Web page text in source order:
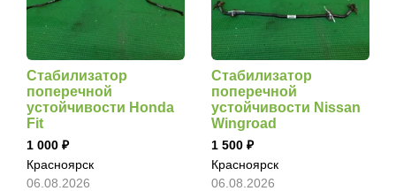
Стабилизатор
поперечной
устойчивости Honda
Fit
1 000
Красноярск
06.08.2026
Стабилизатор
поперечной
устойчивости Nissan
Wingroad
1 500
Красноярск
06.08.2026